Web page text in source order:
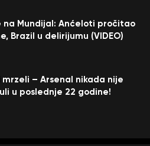
na Mundijal: Anćeloti pročitao
Brazil u delirijumu (VIDEO)
– Arsenal nikada nije
u poslednje 22 godine!